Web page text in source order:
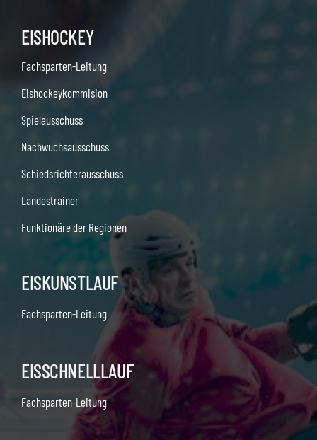
EISHOCKEY
Fachsparten-Leitung
Eishockeykommision
Spielausschuss
Nachwuchsausschuss
Schiedsrichterausschuss
Landestrainer
Funktionäre der Regionen
EISKUNSTLAUF
Fachsparten-Leitung
EISSCHNELLLAUF
Fachsparten-Leitung